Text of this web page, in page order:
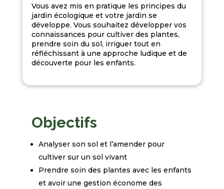
Vous avez mis en pratique les principes du
jardin écologique et votre jardin se
développe. Vous souhaitez développer vos
connaissances pour cultiver des plantes,
prendre soin du sol, irriguer tout en
réfléchissant à une approche ludique et de
découverte pour les enfants.
Objectifs
Analyser son sol et l’amender pour
cultiver sur un sol vivant
Prendre soin des plantes avec les enfants
et avoir une gestion économe des